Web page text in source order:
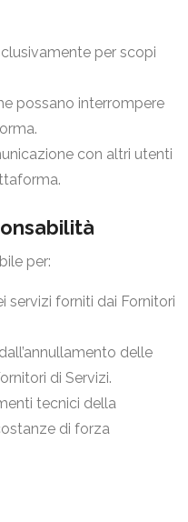
per scopi
possano interrompere
con altri utenti
per:
servizi forniti dai Fornitori
delle
di Servizi.
tecnici della
di forza